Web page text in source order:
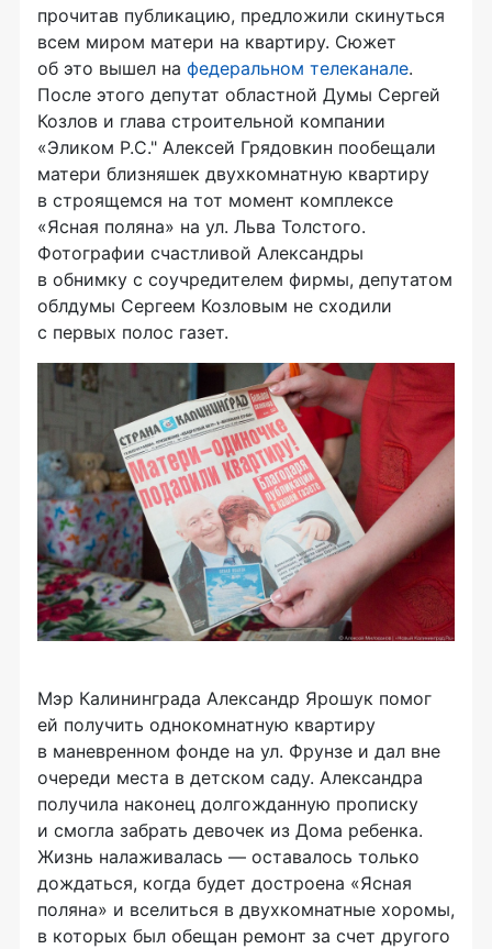
прочитав публикацию, предложили скинуться
всем миром матери на квартиру. Сюжет
об это вышел на федеральном телеканале.
После этого депутат областной Думы Сергей
Козлов и глава строительной компании
«Эликом Р.С." Алексей Грядовкин пообещали
матери близняшек двухкомнатную квартиру
в строящемся на тот момент комплексе
«Ясная поляна» на ул. Льва Толстого.
Фотографии счастливой Александры
в обнимку с соучредителем фирмы, депутатом
облдумы Сергеем Козловым не сходили
с первых полос газет.
Мэр Калининграда Александр Ярошук помог
ей получить однокомнатную квартиру
в маневренном фонде на ул. Фрунзе и дал вне
очереди места в детском саду. Александра
получила наконец долгожданную прописку
и смогла забрать девочек из Дома ребенка.
Жизнь налаживалась — оставалось только
дождаться, когда будет достроена «Ясная
поляна» и вселиться в двухкомнатные хоромы,
в которых был обещан ремонт за счет другого